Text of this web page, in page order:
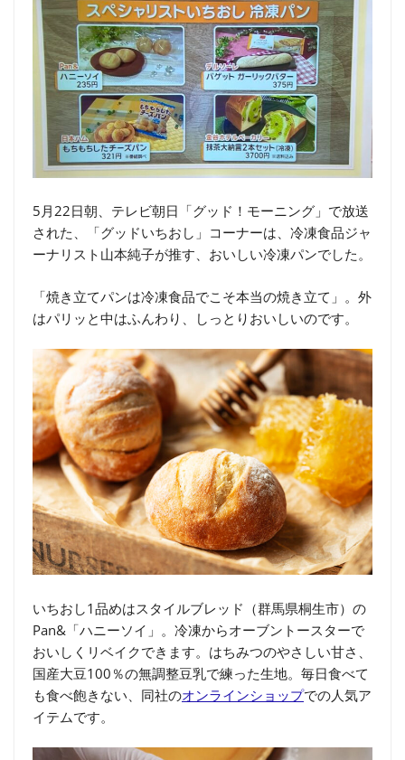
5月22日朝、テレビ朝日「グッド！モーニング」で放送
された、「グッドいちおし」コーナーは、冷凍食品ジャ
ーナリスト山本純子が推す、おいしい冷凍パンでした。
「焼き立てパンは冷凍食品でこそ本当の焼き立て」。外
はパリッと中はふんわり、しっとりおいしいのです。
いちおし1品めはスタイルブレッド（群馬県桐生市）の
Pan&「ハニーソイ」。冷凍からオーブントースターで
おいしくリベイクできます。はちみつのやさしい甘さ、
国産大豆100％の無調整豆乳で練った生地。毎日食べて
も食べ飽きない、同社のオンラインショップでの人気ア
イテムです。